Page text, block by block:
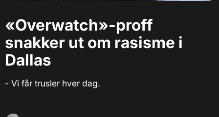
«Overwatch»-proff
snakker ut om rasisme i
Dallas
- Vi får trusler hver dag.